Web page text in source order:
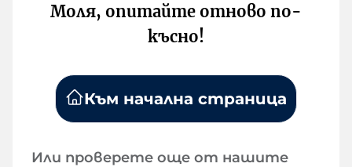
Моля, опитайте отново по-
късно!
Към начална страница
Или проверете още от нашите